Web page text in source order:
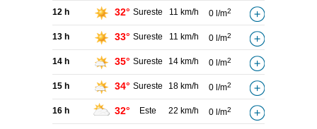
12 h 32° Sureste 11 km/h 0 l/m2
13 h 33° Sureste 11 km/h 0 l/m2
14 h 35° Sureste 14 km/h 0 l/m2
15 h 34° Sureste 18 km/h 0 l/m2
16 h 32° Este 22 km/h 0 l/m2